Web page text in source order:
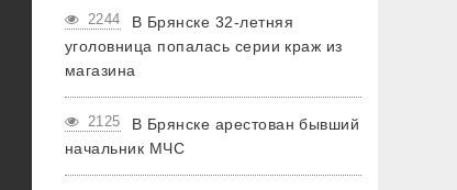
2244
В Брянске 32-летняя
уголовница попалась серии краж из
магазина
2125
В Брянске арестован бывший
начальник МЧС